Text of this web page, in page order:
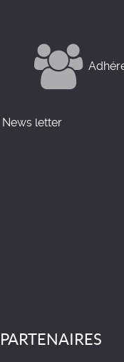
News letter